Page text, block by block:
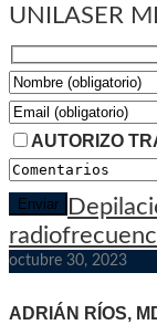
UNILASER
AUTORIZO
octubre 30, 2023
ADRIÁN RÍOS,